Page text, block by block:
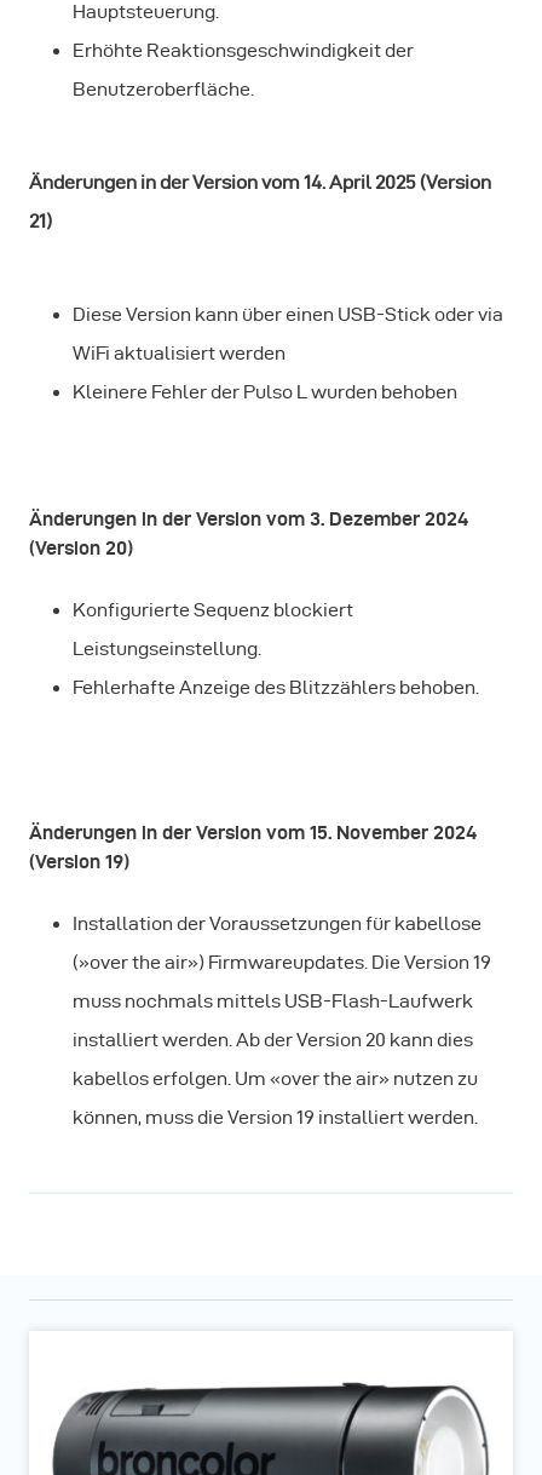
Hauptsteuerung.
Erhöhte Reaktionsgeschwindigkeit der
Benutzeroberfläche.
Änderungen in der Version vom 14. April 2025 (Version
21)
Diese Version kann über einen USB-Stick oder via
WiFi aktualisiert werden
Kleinere Fehler der Pulso L wurden behoben
Änderungen in der Version vom 3. Dezember 2024
(Version 20)
Konfigurierte Sequenz blockiert
Leistungseinstellung.
Fehlerhafte Anzeige des Blitzzählers behoben.
Änderungen in der Version vom 15. November 2024
(Version 19)
Installation der Voraussetzungen für kabellose
(»over the air») Firmwareupdates. Die Version 19
muss nochmals mittels USB-Flash-Laufwerk
installiert werden. Ab der Version 20 kann dies
kabellos erfolgen. Um «over the air» nutzen zu
können, muss die Version 19 installiert werden.